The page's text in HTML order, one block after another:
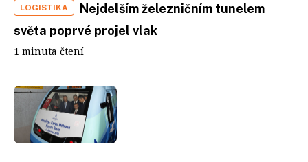
LOGISTIKA
Nejdelším železničním tunelem
světa poprvé projel vlak
1 minuta čtení